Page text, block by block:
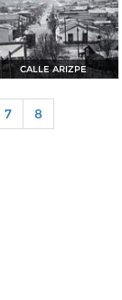
CALLE ARIZPE
7
8